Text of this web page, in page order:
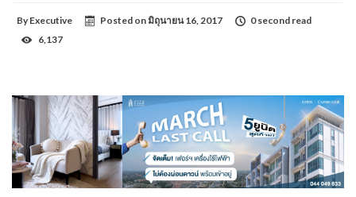
By Executive Posted onมิถุนายน 16, 2017
0 second read
6,137